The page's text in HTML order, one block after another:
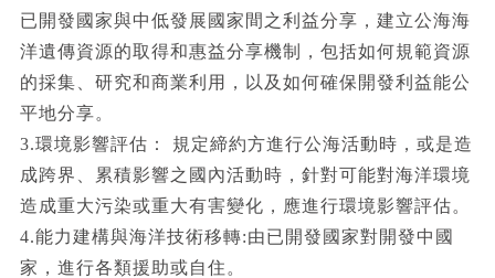
已開發國家與中低發展國家間之利益分享，建立公海海
洋遺傳資源的取得和惠益分享機制，包括如何規範資源
的採集、研究和商業利用，以及如何確保開發利益能公
平地分享。
3.環境影響評估： 規定締約方進行公海活動時，或是造
成跨界、累積影響之國內活動時，針對可能對海洋環境
造成重大污染或重大有害變化，應進行環境影響評估。
4.能力建構與海洋技術移轉:由已開發國家對開發中國
家，進行各類援助或自住。